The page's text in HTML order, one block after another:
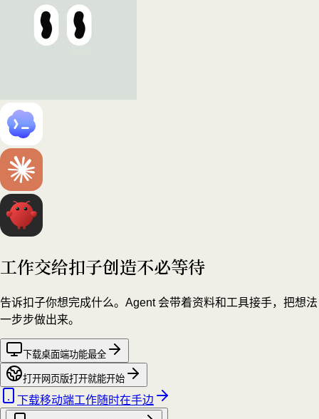
工作交给扣子创造不必等待
告诉扣子你想完成什么。Agent 会带着资料和工具接手，把想法
一步步做出来。
下载桌面端功能最全
打开网页版打开就能开始
下载移动端工作随时在手边